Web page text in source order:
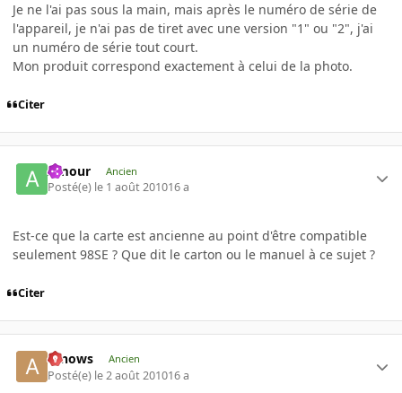
Je ne l'ai pas sous la main, mais après le numéro de série de
l'appareil, je n'ai pas de tiret avec une version "1" ou "2", j'ai
un numéro de série tout court.
Mon produit correspond exactement à celui de la photo.
Citer
Amour Ancien
Posté(e) le 1 août 201016 a
Est-ce que la carte est ancienne au point d'être compatible
seulement 98SE ? Que dit le carton ou le manuel à ce sujet ?
Citer
arnows Ancien
Posté(e) le 2 août 201016 a